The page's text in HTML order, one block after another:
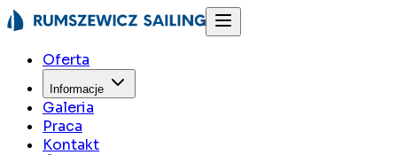
Oferta
Informacje
Galeria
Praca
Kontakt